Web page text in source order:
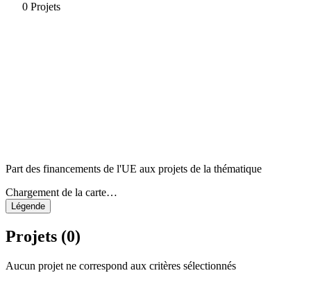
0 Projets
Part des financements de l'UE aux projets de la thématique
Chargement de la carte…
Légende
Projets (0)
Aucun projet ne correspond aux critères sélectionnés